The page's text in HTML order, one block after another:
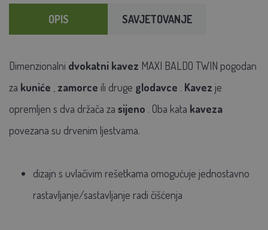
OPIS SAVJETOVANJE
Dimenzionalni dvokatni kavez MAXI BALDO TWIN pogodan
za kuniće zamorce ili druge glodavce . Kavez je
opremljen s dva držača za sijeno . Oba kata kaveza
povezana su drvenim ljestvama.
dizajn s uvlačivim rešetkama omogućuje jednostavno
rastavljanje/sastavljanje radi čišćenja